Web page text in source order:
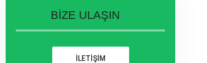
BİZE ULAŞIN
İLETİŞİM